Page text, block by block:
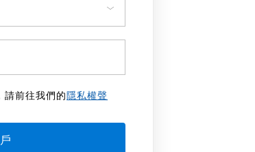
請前往我們的隱私權聲